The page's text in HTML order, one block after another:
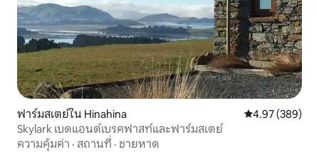
ฟาร์มสเตย์ใน Hinahina คะแนนเฉลี่ย
4.97 (389)
Skylark เบดแอนด์เบรคฟาสท์และฟาร์มสเตย์
ความคุ้มค่า · สถานที่ · ชายหาด